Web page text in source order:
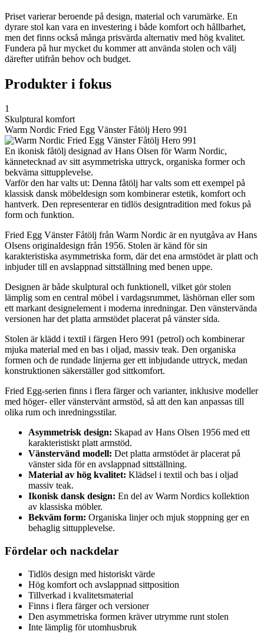
Priset varierar beroende på design, material och varumärke. En
dyrare stol kan vara en investering i både komfort och hållbarhet,
men det finns också många prisvärda alternativ med hög kvalitet.
Fundera på hur mycket du kommer att använda stolen och välj
därefter utifrån behov och budget.
Produkter i fokus
1
Skulptural komfort
Warm Nordic Fried Egg Vänster Fåtölj Hero 991
En ikonisk fåtölj designad av Hans Olsen för Warm Nordic,
kännetecknad av sitt asymmetriska uttryck, organiska former och
bekväma sittupplevelse.
Varför den har valts ut: Denna fåtölj har valts som ett exempel på
klassisk dansk möbeldesign som kombinerar estetik, komfort och
hantverk. Den representerar en tidlös designtradition med fokus på
form och funktion.
Fried Egg Vänster Fåtölj från Warm Nordic är en nyutgåva av Hans
Olsens originaldesign från 1956. Stolen är känd för sin
karakteristiska asymmetriska form, där det ena armstödet är platt och
inbjuder till en avslappnad sittställning med benen uppe.
Designen är både skulptural och funktionell, vilket gör stolen
lämplig som en central möbel i vardagsrummet, läshörnan eller som
ett markant designelement i moderna inredningar. Den vänstervända
versionen har det platta armstödet placerat på vänster sida.
Stolen är klädd i textil i färgen Hero 991 (petrol) och kombinerar
mjuka material med en bas i oljad, massiv teak. Den organiska
formen och de rundade linjerna ger ett inbjudande uttryck, medan
konstruktionen säkerställer god sittkomfort.
Fried Egg-serien finns i flera färger och varianter, inklusive modeller
med höger- eller vänstervänt armstöd, så att den kan anpassas till
olika rum och inredningsstilar.
Asymmetrisk design: Skapad av Hans Olsen 1956 med ett
karakteristiskt platt armstöd.
Vänstervänd modell: Det platta armstödet är placerat på
vänster sida för en avslappnad sittställning.
Material av hög kvalitet: Klädsel i textil och bas i oljad
massiv teak.
Ikonisk dansk design: En del av Warm Nordics kollektion
av klassiska möbler.
Bekväm form: Organiska linjer och mjuk stoppning ger en
behaglig sittupplevelse.
Fördelar och nackdelar
Tidlös design med historiskt värde
Hög komfort och avslappnad sittposition
Tillverkad i kvalitetsmaterial
Finns i flera färger och versioner
Den asymmetriska formen kräver utrymme runt stolen
Inte lämplig för utomhusbruk